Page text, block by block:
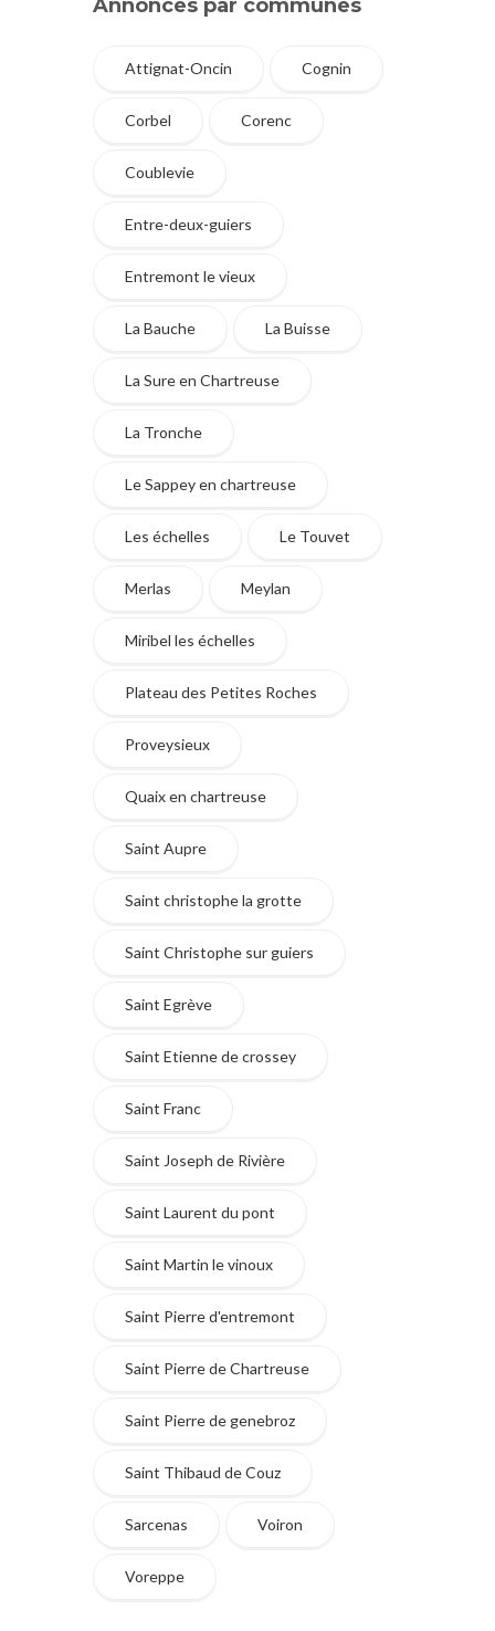
Annonces par communes
Attignat-Oncin Cognin
Corbel Corenc
Coublevie
Entre-deux-guiers
Entremont le vieux
La Bauche La Buisse
La Sure en Chartreuse
La Tronche
Le Sappey en chartreuse
Les échelles Le Touvet
Merlas Meylan
Miribel les échelles
Plateau des Petites Roches
Proveysieux
Quaix en chartreuse
Saint Aupre
Saint christophe la grotte
Saint Christophe sur guiers
Saint Egrève
Saint Etienne de crossey
Saint Franc
Saint Joseph de Rivière
Saint Laurent du pont
Saint Martin le vinoux
Saint Pierre d'entremont
Saint Pierre de Chartreuse
Saint Pierre de genebroz
Saint Thibaud de Couz
Sarcenas Voiron
Voreppe